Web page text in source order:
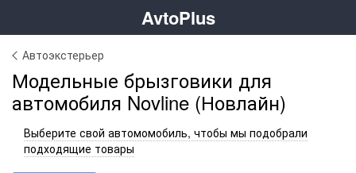
AvtoPlus
Автоэкстерьер
Модельные брызговики для
автомобиля Novline (Новлайн)
Выберите свой автомомобиль, чтобы мы подобрали
подходящие товары